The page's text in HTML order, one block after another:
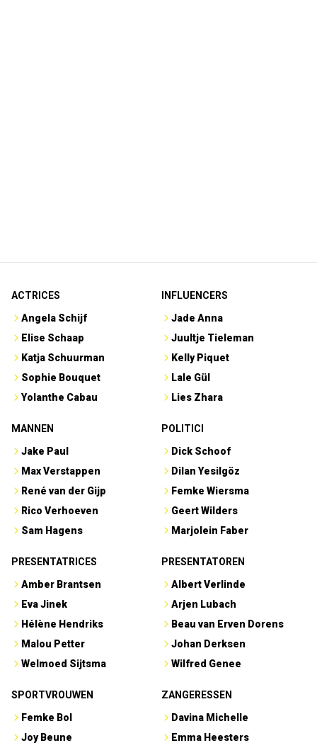
ACTRICES
Angela Schijf
Elise Schaap
Katja Schuurman
Sophie Bouquet
Yolanthe Cabau
INFLUENCERS
Jade Anna
Juultje Tieleman
Kelly Piquet
Lale Gül
Lies Zhara
MANNEN
Jake Paul
Max Verstappen
René van der Gijp
Rico Verhoeven
Sam Hagens
POLITICI
Dick Schoof
Dilan Yesilgöz
Femke Wiersma
Geert Wilders
Marjolein Faber
PRESENTATRICES
Amber Brantsen
Eva Jinek
Hélène Hendriks
Malou Petter
Welmoed Sijtsma
PRESENTATOREN
Albert Verlinde
Arjen Lubach
Beau van Erven Dorens
Johan Derksen
Wilfred Genee
SPORTVROUWEN
Femke Bol
Joy Beune
ZANGERESSEN
Davina Michelle
Emma Heesters